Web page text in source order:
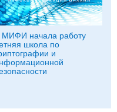
МИФИ начала работу
школа по
и